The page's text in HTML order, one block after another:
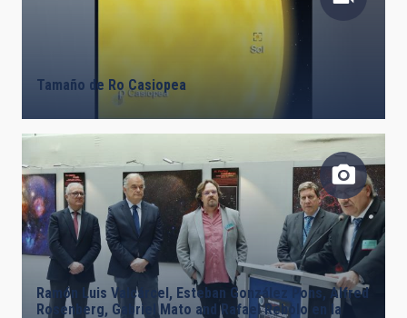
Tamaño de Ro Casiopea
Ramón Luis Valcárcel, Esteban González Pons, Alfred
Rosenberg, Gabriel Mato and Rafael Rebolo en la